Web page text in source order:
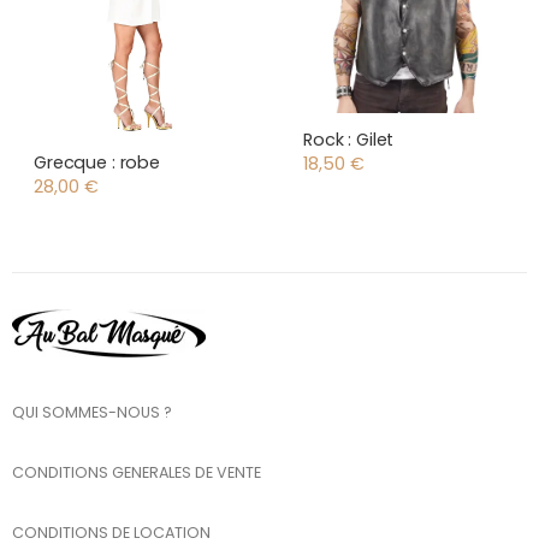
Grecque : robe
28,00 €
Rock : Gilet
18,50 €
QUI SOMMES-NOUS ?
CONDITIONS GENERALES DE VENTE
CONDITIONS DE LOCATION